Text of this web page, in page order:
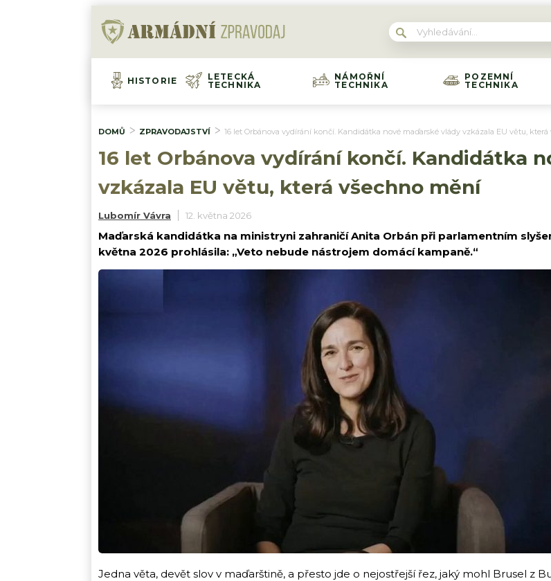
HISTORIE
LETECKÁ
TECHNIKA
NÁMOŘNÍ
TECHNIKA
POZEMNÍ
TECHNIKA
DOMŮ ZPRAVODAJSTVÍ 16 let Orbánova vydírání končí. Kandidátka nové maďarské vlády vzkázala EU větu,
16 let Orbánova vydírání končí. Kandidátka
vzkázala EU větu, která všechno mění
Lubomír Vávra 12. května 2026
Maďarská kandidátka na ministryni zahraničí Anita Orbán při parlamentním
května 2026 prohlásila: „Veto nebude nástrojem domácí kampaně.“
Jedna věta, devět slov v maďarštině, a přesto jde o nejostřejší řez, jaký mohl Brusel z